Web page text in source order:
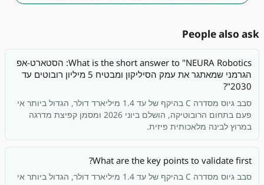
People also ask
What is the short answer to "NEURA Robotics: הסטארט-אפ
הגרמני שמאתגר את עמק הסיליקון ומבטיח 5 מיליון רובוטים עד
2030"?
סבב גיוס מסדרה C בהיקף של עד 1.4 מיליארד דולר, הגדול ביותר אי
פעם בתחום הרובוטיקה, הושלם ביוני 2026 ומסמן קפיצת מדרגה
במרוץ לבינה מלאכותית פיזית.
What are the key points to validate first?
סבב גיוס מסדרה C בהיקף של עד 1.4 מיליארד דולר, הגדול ביותר אי